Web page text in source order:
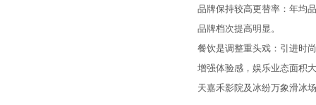
品牌保持较高更替率：年均
品牌档次提高明显。
餐饮是调整重头戏：引进时
增强体验感，娱乐业态面积
天嘉禾影院及冰纷万象滑冰